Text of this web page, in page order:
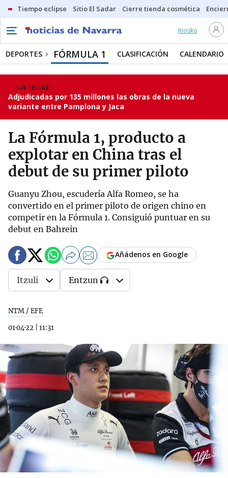
Tiempo eclipse Sitio El Sadar Cierre tienda cosmética
Kiosko
DEPORTES FÓRMULA 1 CLASIFICACIÓN CALENDARIO
SOCIEDAD
Adjudicadas por 135 millones las obras de la nueva
variante entre Pamplona y Jaca
La Fórmula 1, producto a
explotar en China tras el
debut de su primer piloto
Guanyu Zhou, escudería Alfa Romeo, se ha
convertido en el primer piloto de origen chino en
competir en la Fórmula 1. Consiguió puntuar en su
debut en Bahrein
NTM / EFE
01·04·22
11:31
Añádenos en Google
Itzuli Entzun